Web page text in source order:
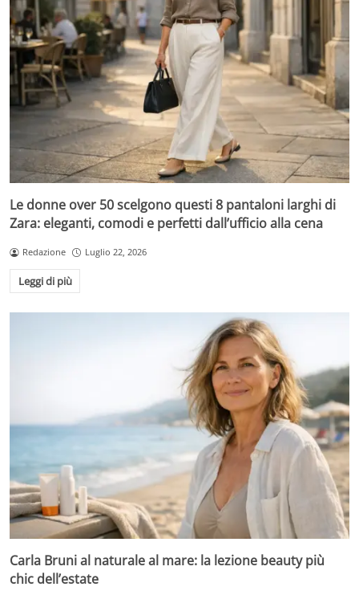
Le donne over 50 scelgono questi 8 pantaloni larghi di
Zara: eleganti, comodi e perfetti dall’ufficio alla cena
Redazione Luglio 22, 2026
Leggi di più
Carla Bruni al naturale al mare: la lezione beauty più
chic dell’estate